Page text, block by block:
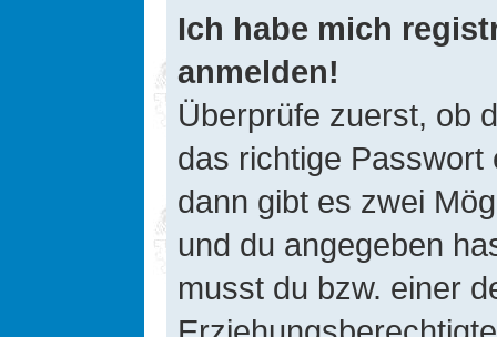
Ich habe mich
anmelden!
Überprüfe zuerst, ob
das richtige Passwort
dann gibt es zwei
und du angegeben
musst du bzw. einer